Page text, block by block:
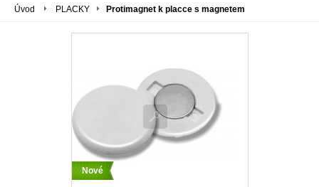
Úvod PLACKY Protimagnet k placce s magnetem
Nové